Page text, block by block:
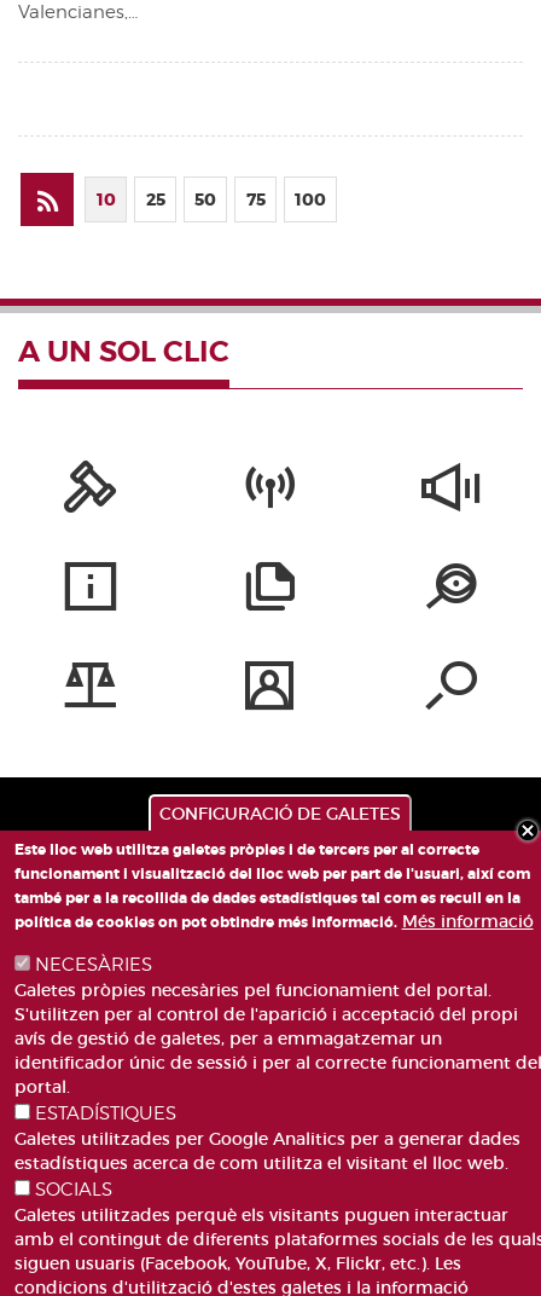
Valencianes,…
10 25 50 75 100
A UN SOL CLIC
PLAÇA DE SANT LLORENÇ, 4 VALÈNCIA 46003
TELÈFON: 963188000
CORREU
Pie
de
página
ACCESIBILITAT
AVÍS LEGAL
CANAL DE DENÚNCIES
CONTACTEU
GLOSSARI
PREGUNTES FREQÜENTS
CONFIGURACIÓ DE GALETES
Este lloc web utilitza galetes pròpies i de tercers per al correcte
funcionament i visualització del lloc web per part de l'usuari, així com
també per a la recollida de dades estadístiques tal com es recull en la
política de cookies on pot obtindre més informació. Més informació
NECESÀRIES
Galetes pròpies necesàries pel funcionamient del portal.
S'utilitzen per al control de l'aparició i acceptació del propi
avís de gestió de galetes, per a emmagatzemar un
identificador únic de sessió i per al correcte funcionament del
portal.
ESTADÍSTIQUES
Galetes utilitzades per Google Analitics per a generar dades
estadístiques acerca de com utilitza el visitant el lloc web.
SOCIALS
Galetes utilitzades perquè els visitants puguen interactuar
amb el contingut de diferents plataformes socials de les
siguen usuaris (Facebook, YouTube, X, Flickr, etc.). Les
condicions d'utilització d'estes galetes i la informació